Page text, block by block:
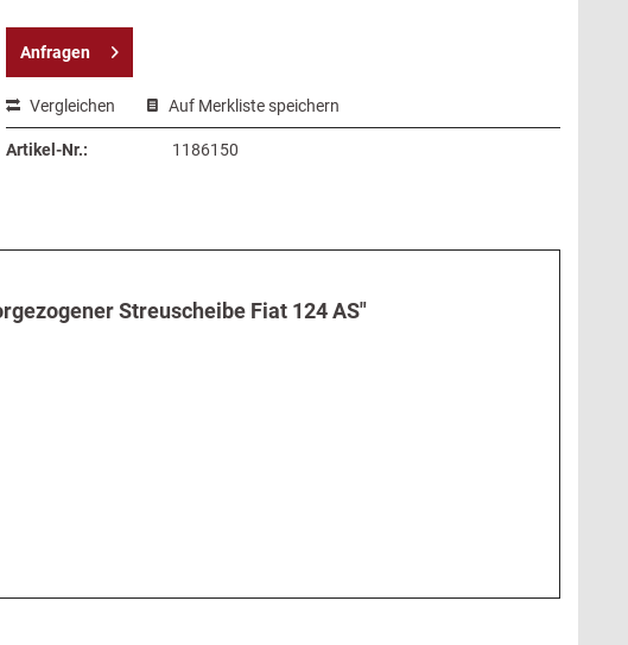
Anfragen
Vergleichen Auf Merkliste speichern
Artikel-Nr.: 1186150
Streuscheibe Fiat 124 AS"